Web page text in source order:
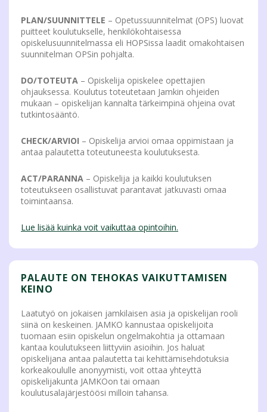
PLAN/SUUNNITTELE – Opetussuunnitelmat (OPS) luovat
puitteet koulutukselle, henkilökohtaisessa
opiskelusuunnitelmassa eli HOPSissa laadit omakohtaisen
suunnitelman OPSin pohjalta.
DO/TOTEUTA – Opiskelija opiskelee opettajien
ohjauksessa. Koulutus toteutetaan Jamkin ohjeiden
mukaan – opiskelijan kannalta tärkeimpinä ohjeina ovat
tutkintosääntö.
CHECK/ARVIOI – Opiskelija arvioi omaa oppimistaan ja
antaa palautetta toteutuneesta koulutuksesta.
ACT/PARANNA – Opiskelija ja kaikki koulutuksen
toteutukseen osallistuvat parantavat jatkuvasti omaa
toimintaansa.
Lue lisää kuinka voit vaikuttaa opintoihin.
PALAUTE ON TEHOKAS VAIKUTTAMISEN
KEINO
Laatutyö on jokaisen jamkilaisen asia ja opiskelijan rooli
siinä on keskeinen. JAMKO kannustaa opiskelijoita
tuomaan esiin opiskelun ongelmakohtia ja ottamaan
kantaa koulutukseen liittyviin asioihin. Jos haluat
opiskelijana antaa palautetta tai kehittämisehdotuksia
korkeakoululle anonyymisti, voit ottaa yhteyttä
opiskelijakunta JAMKOon tai omaan
koulutusalajärjestöösi milloin tahansa.